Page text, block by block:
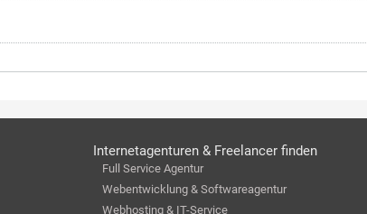
Internetagenturen & Freelancer finden
Full Service Agentur
Webentwicklung & Softwareagentur
Webhosting & IT-Service